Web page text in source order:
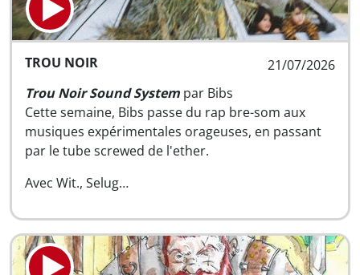
21/07/2026
TROU NOIR
Trou Noir Sound System par Bibs
Cette semaine, Bibs passe du rap bre-som aux
musiques expérimentales orageuses, en passant
par le tube screwed de l'ether.
Avec Wit., Selug…